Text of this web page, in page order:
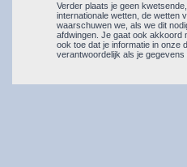
Verder plaats je geen
internationale wetten, de wetten
waarschuwen we, als we dit
afdwingen. Je gaat ook akkoord
ook toe dat je informatie in onze
verantwoordelijk als je